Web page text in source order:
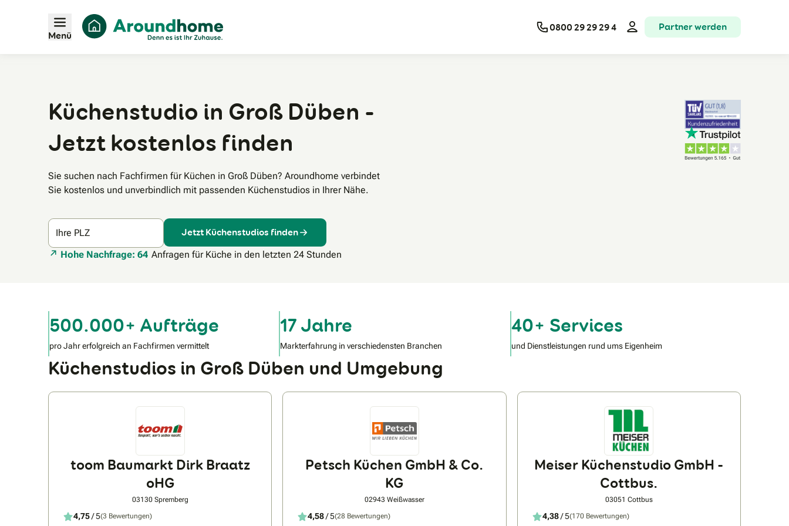
Menü
0800 29 29 29 4 Partner werden
Küchenstudio in Groß Düben -
Jetzt kostenlos finden
Sie suchen nach Fachfirmen für Küchen in Groß Düben? Aroundhome verbindet
Sie kostenlos und unverbindlich mit passenden Küchenstudios in Ihrer Nähe.
Ihre PLZ Jetzt Küchenstudios finden
Hohe Nachfrage: 64 Anfragen für Küche in den letzten 24 Stunden
500.000+ Aufträge
pro Jahr erfolgreich an Fachfirmen vermittelt
17 Jahre
Markterfahrung in verschiedensten Branchen
40+ Services
und Dienstleistungen rund ums Eigenheim
Küchenstudios in Groß Düben und Umgebung
toom Baumarkt Dirk Braatz
oHG
03130 Spremberg
4,75/ 5(3 Bewertungen)
Petsch Küchen GmbH & Co.
KG
02943 Weißwasser
4,58/ 5(28 Bewertungen)
Meiser Küchenstudio GmbH -
Cottbus.
03051 Cottbus
4,38/ 5(170 Bewertungen)